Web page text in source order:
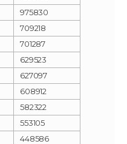
975830
709218
701287
629523
627097
608912
582322
553105
448586